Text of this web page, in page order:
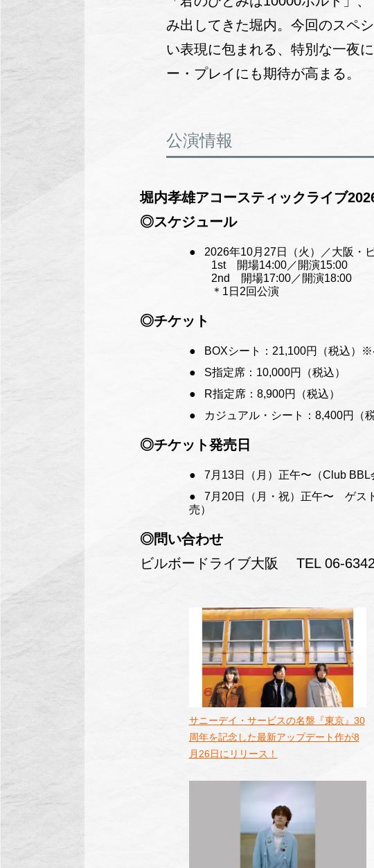
み出してきた堀内。今回のスペ
い表現に包まれる、特別な一夜
ー・プレイにも期待が高まる。
公演情報
堀内孝雄アコースティックライブ
◎スケジュール
2026年10月27日（火）／大阪・
1st 開場14:00／開演15:00
2nd 開場17:00／開演18:00
＊1日2回公演
◎チケット
BOXシート：21,100円（税込）
S指定席：10,000円（税込）
R指定席：8,900円（税込）
カジュアル・シート：8,400円（
◎チケット発売日
7月13日（月）正午〜（Club BBL
7月20日（月・祝）正午〜 ゲス
売）
◎問い合わせ
ビルボードライブ大阪 TEL 06-
サニーデイ・サービスの名盤『東京』30
周年を記念した最新アップデート作が8
月26日にリリース！